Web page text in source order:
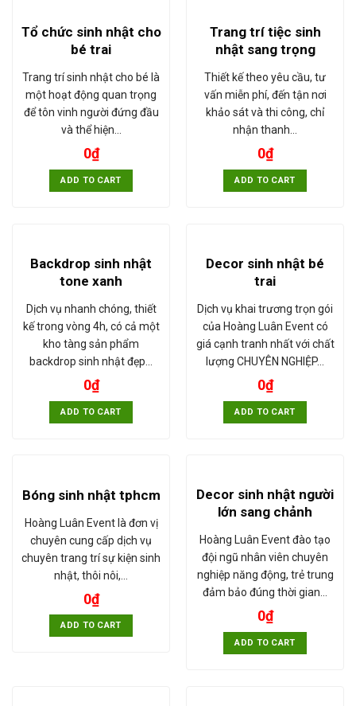
Tổ chức sinh nhật cho
bé trai
Trang trí sinh nhật cho bé là
một hoạt động quan trọng
để tôn vinh người đứng đầu
và thể hiện…
0₫
ADD TO CART
Trang trí tiệc sinh
nhật sang trọng
Thiết kế theo yêu cầu, tư
vấn miễn phí, đến tận nơi
khảo sát và thi công, chỉ
nhận thanh…
0₫
ADD TO CART
Backdrop sinh nhật
tone xanh
Dịch vụ nhanh chóng, thiết
kế trong vòng 4h, có cả một
kho tàng sản phẩm
backdrop sinh nhật đẹp…
0₫
ADD TO CART
Decor sinh nhật bé
trai
Dịch vụ khai trương trọn gói
của Hoàng Luân Event có
giá cạnh tranh nhất với chất
lượng CHUYÊN NGHIỆP…
0₫
ADD TO CART
Bóng sinh nhật tphcm
Hoàng Luân Event là đơn vị
chuyên cung cấp dịch vụ
chuyên trang trí sự kiện sinh
nhật, thôi nôi,…
0₫
ADD TO CART
Decor sinh nhật người
lớn sang chảnh
Hoàng Luân Event đào tạo
đội ngũ nhân viên chuyên
nghiệp năng động, trẻ trung
đảm bảo đúng thời gian…
0₫
ADD TO CART